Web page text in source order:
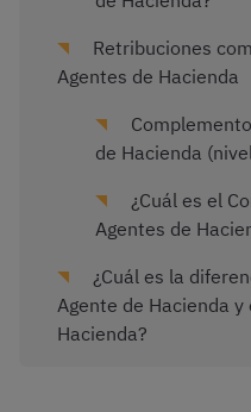
Retribuciones
Agentes de Hacienda
de Hacienda
¿Cuál es el
Agentes de
¿Cuál es la
Agente de Hacienda y
Hacienda?